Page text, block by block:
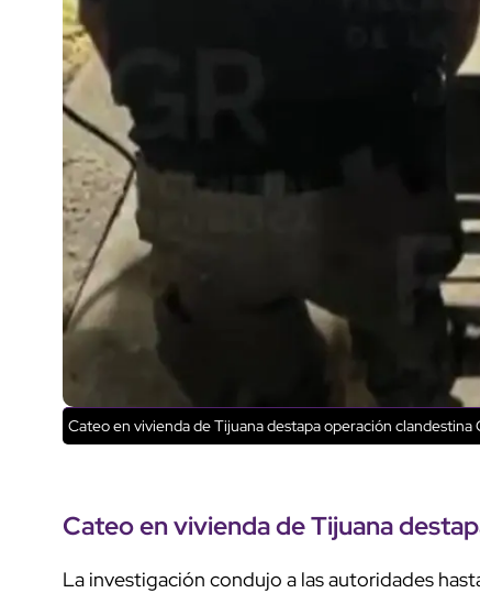
Cateo en vivienda de Tijuana destapa operación clandestina
Cateoen vivienda deTijuana
La investigación condujo a las autoridades